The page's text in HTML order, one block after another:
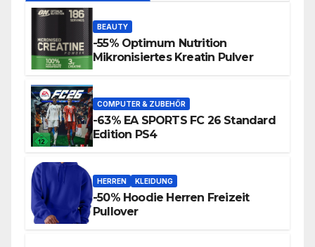
BEAUTY
-55% Optimum Nutrition
Mikronisiertes Kreatin Pulver
COMPUTER & ZUBEHÖR
-63% EA SPORTS FC 26 Standard
Edition PS4
HERREN KLEIDUNG
-50% Hoodie Herren Freizeit
Pullover